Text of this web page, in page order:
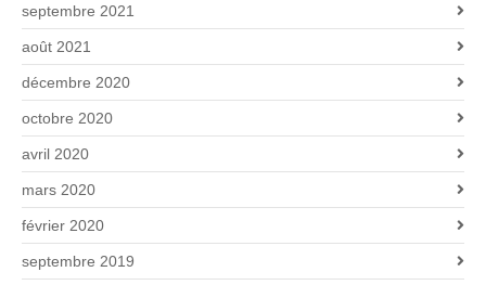
septembre 2021
août 2021
décembre 2020
octobre 2020
avril 2020
mars 2020
février 2020
septembre 2019